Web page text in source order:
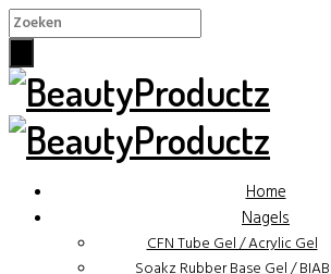
Home
Nagels
CFN Tube Gel / Acrylic Gel